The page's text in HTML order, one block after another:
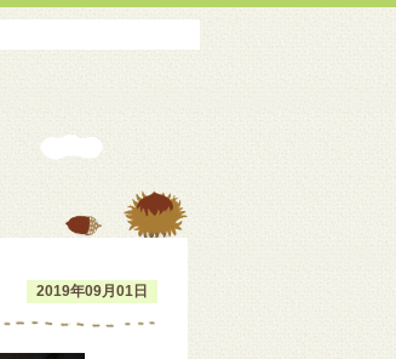
2019年09月01日